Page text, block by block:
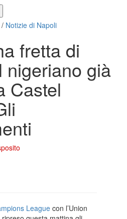
/ Notizie di Napoli
fretta di
nigeriano già
Castel
Leaguecon l’Union